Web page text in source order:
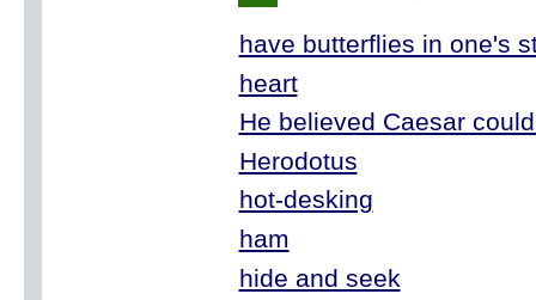
have butterflies in one's
heart
He believed Caesar
Herodotus
hot-desking
ham
hide and seek